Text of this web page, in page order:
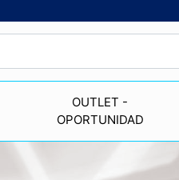
OUTLET -
OPORTUNIDAD